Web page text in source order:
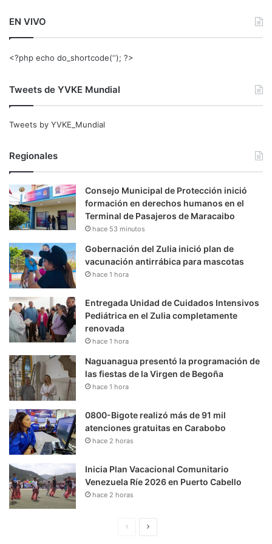
EN VIVO
<?php echo do_shortcode(‘‘); ?>
Tweets de YVKE Mundial
Tweets by YVKE_Mundial
Regionales
Consejo Municipal de Protección inició
formación en derechos humanos en el
Terminal de Pasajeros de Maracaibo
hace 53 minutos
Gobernación del Zulia inició plan de
vacunación antirrábica para mascotas
hace 1 hora
Entregada Unidad de Cuidados Intensivos
Pediátrica en el Zulia completamente
renovada
hace 1 hora
Naguanagua presentó la programación de
las fiestas de la Virgen de Begoña
hace 1 hora
0800-Bigote realizó más de 91 mil
atenciones gratuitas en Carabobo
hace 2 horas
Inicia Plan Vacacional Comunitario
Venezuela Ríe 2026 en Puerto Cabello
hace 2 horas